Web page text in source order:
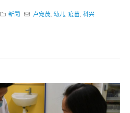
新聞 卢宠茂 ,幼儿 ,疫苗 ,科兴